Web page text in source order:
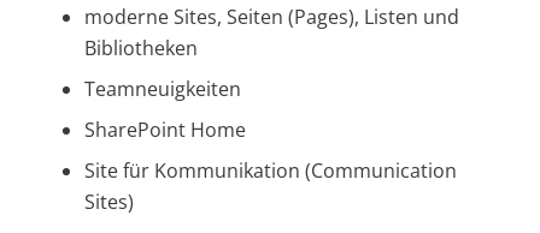
moderne Sites, Seiten (Pages), Listen und
Bibliotheken
Teamneuigkeiten
SharePoint Home
Site für Kommunikation (Communication
Sites)